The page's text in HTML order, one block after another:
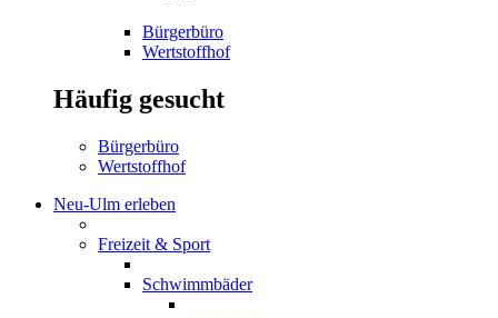
Bürgerbüro
Wertstoffhof
Häufig gesucht
Bürgerbüro
Wertstoffhof
Neu-Ulm erleben
Freizeit & Sport
Schwimmbäder